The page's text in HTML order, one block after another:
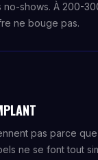
shows. À 200-
ne bouge pas.
pas parce
ne se font tout